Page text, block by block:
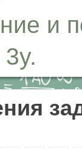
и